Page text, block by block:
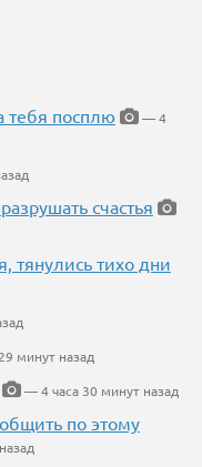
тебя посплю
— 4
счастья
тянулись тихо дни
минут назад
— 4 часа 30 минут назад
по этому